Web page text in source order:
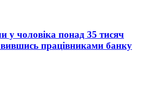
у чоловіка понад 35 тисяч
працівниками банку